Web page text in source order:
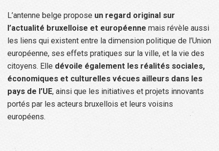
L’antenne belge propose un regard original sur
l’actualité bruxelloise et européenne mais révèle aussi
les liens qui existent entre la dimension politique de l’Union
européenne, ses effets pratiques sur la ville, et la vie des
citoyens. Elle dévoile également les réalités sociales,
économiques et culturelles vécues ailleurs dans les
pays de l’UE, ainsi que les initiatives et projets innovants
portés par les acteurs bruxellois et leurs voisins
européens.